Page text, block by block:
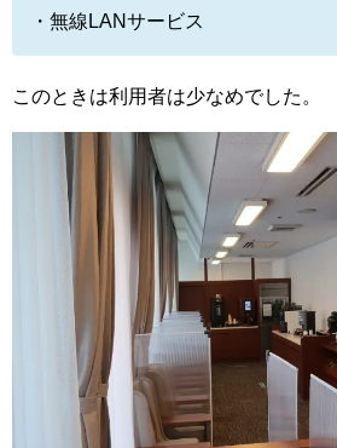
・無線LANサービス
このときは利用者は少なめでした。